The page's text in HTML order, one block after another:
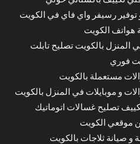
رسيفر واي فاي في الكويت
هواتف الكويت
المنزل بالكويت تصليح تابلت
فوري
مستعملة بالكويت
و موبايلات في المنزل بالكويت
تصليح غسالات اتوماتيك
موقعي الكويت
و صيانة ثلاجات بالكويت